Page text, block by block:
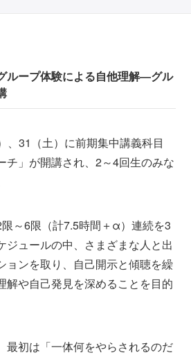
ループ体験による自他理解―グル
、31（土）に前期集中講義科目
チ」が開講され、2～4回生のみな
～6限（計7.5時間＋α）連続を3
ジュールの中、さまざまな人と出
ョンを取り、自己開示と傾聴を繰
解や自己発見を深めることを目的
最初は「一体何をやらされるのだ